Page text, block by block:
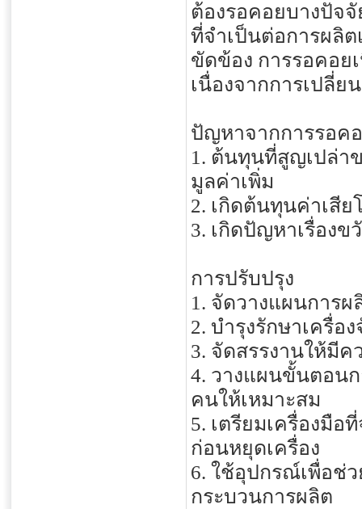
ต้องรอคอยบางปัจจั
ที่จำเป็นต่อการผลิต
ขัดข้อง การรอคอย
เนื่องจากการเปลี่ย
ปัญหาจากการรอค
1. ต้นทุนที่สูญเปล่า
มูลค่าเพิ่ม
2. เกิดต้นทุนค่าเสีย
3. เกิดปัญหาเรื่องข
การปรับปรุง
1. จัดวางแผนการ
2. บำรุงรักษาเครื่อ
3. จัดสรรงานให้มีค
4. วางแผนขั้นตอน
คนให้เหมาะสม
5. เตรียมเครื่องมือ
ก่อนหยุดเครื่อง
6. ใช้อุปกรณ์เพื่อช่
กระบวนการผลิต